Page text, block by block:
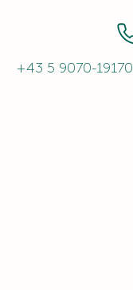
+43 5 9070-19170